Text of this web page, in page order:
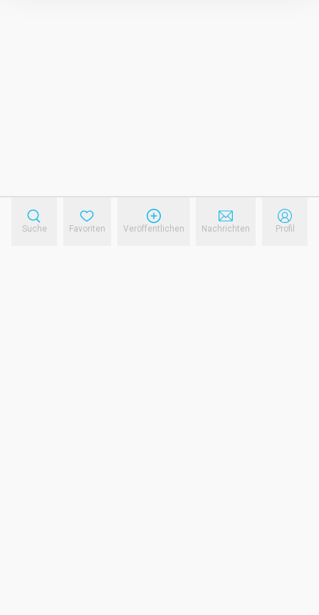
Suche Favoriten Veröffentlichen Nachrichten Profil